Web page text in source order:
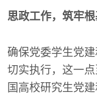
思政工作，筑牢
确保党委学生党
切实执行，这一
国高校研究生党